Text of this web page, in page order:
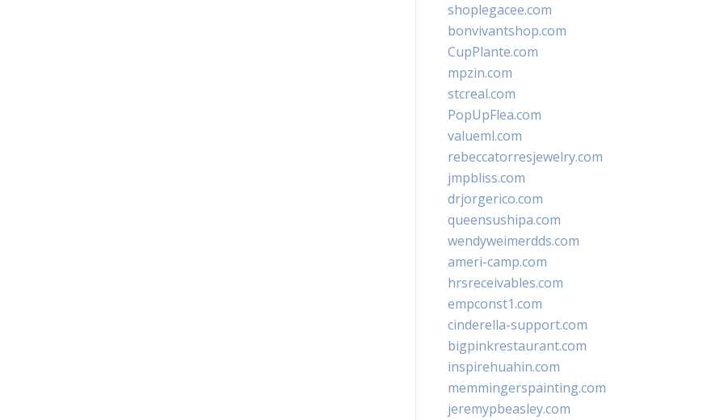
shoplegacee.com
bonvivantshop.com
CupPlante.com
mpzin.com
stcreal.com
PopUpFlea.com
valueml.com
rebeccatorresjewelry.com
jmpbliss.com
drjorgerico.com
queensushipa.com
wendyweimerdds.com
ameri-camp.com
hrsreceivables.com
empconst1.com
cinderella-support.com
bigpinkrestaurant.com
inspirehuahin.com
memmingerspainting.com
jeremypbeasley.com